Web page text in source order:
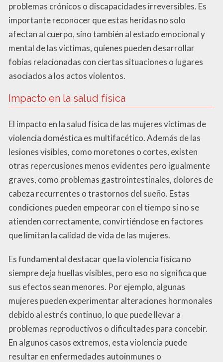
problemas crónicos o discapacidades irreversibles. Es
importante reconocer que estas heridas no solo
afectan al cuerpo, sino también al estado emocional y
mental de las víctimas, quienes pueden desarrollar
fobias relacionadas con ciertas situaciones o lugares
asociados a los actos violentos.
Impacto en la salud física
El impacto en la salud física de las mujeres víctimas de
violencia doméstica es multifacético. Además de las
lesiones visibles, como moretones o cortes, existen
otras repercusiones menos evidentes pero igualmente
graves, como problemas gastrointestinales, dolores de
cabeza recurrentes o trastornos del sueño. Estas
condiciones pueden empeorar con el tiempo si no se
atienden correctamente, convirtiéndose en factores
que limitan la calidad de vida de las mujeres.
Es fundamental destacar que la violencia física no
siempre deja huellas visibles, pero eso no significa que
sus efectos sean menores. Por ejemplo, algunas
mujeres pueden experimentar alteraciones hormonales
debido al estrés continuo, lo que puede llevar a
problemas reproductivos o dificultades para concebir.
En algunos casos extremos, esta violencia puede
resultar en enfermedades autoinmunes o